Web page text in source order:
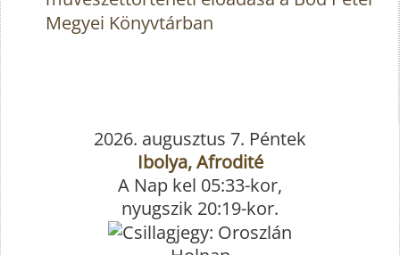
Megyei Könyvtárban
2026. augusztus 7. Péntek
Ibolya, Afrodité
A Nap kel 05:33-kor,
nyugszik 20:19-kor.